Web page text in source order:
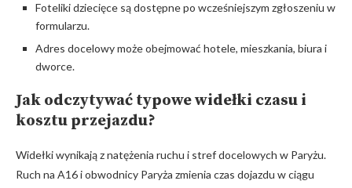
Foteliki dziecięce są dostępne po wcześniejszym zgłoszeniu w
formularzu.
Adres docelowy może obejmować hotele, mieszkania, biura i
dworce.
Jak odczytywać typowe widełki czasu i
kosztu przejazdu?
Widełki wynikają z natężenia ruchu i stref docelowych w Paryżu.
Ruch na A16 i obwodnicy Paryża zmienia czas dojazdu w ciągu